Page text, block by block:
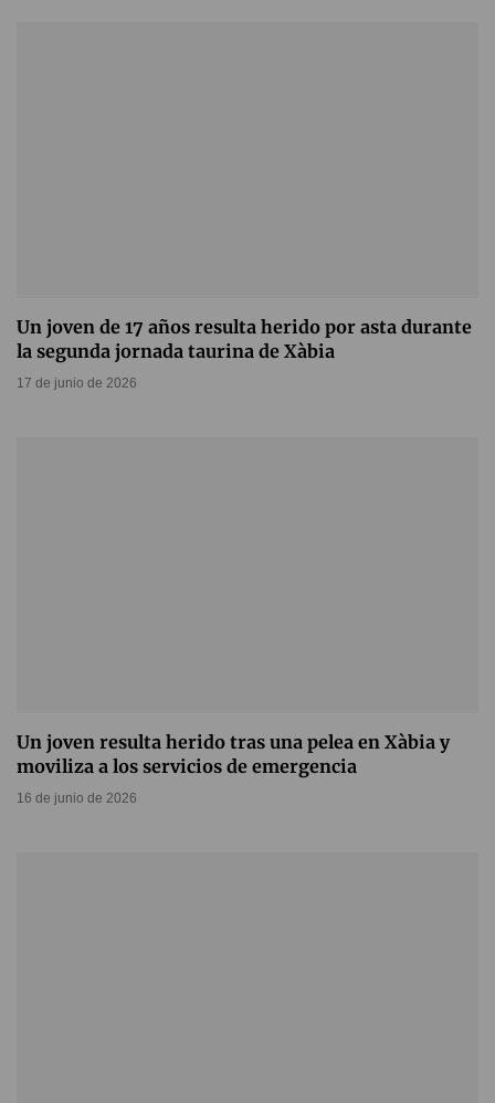
Un joven de 17 años resulta herido por asta durante
la segunda jornada taurina de Xàbia
17 de junio de 2026
Un joven resulta herido tras una pelea en Xàbia y
moviliza a los servicios de emergencia
16 de junio de 2026